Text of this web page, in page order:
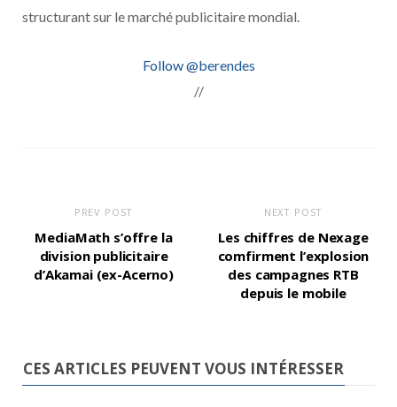
structurant sur le marché publicitaire mondial.
Follow @berendes
//
PREV POST
MediaMath s’offre la
division publicitaire
d’Akamai (ex-Acerno)
NEXT POST
Les chiffres de Nexage
comfirment l’explosion
des campagnes RTB
depuis le mobile
CES ARTICLES PEUVENT VOUS INTÉRESSER